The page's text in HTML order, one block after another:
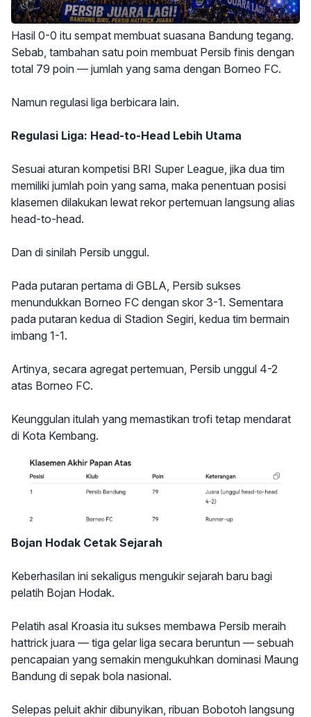
Hasil 0-0 itu sempat membuat suasana Bandung tegang.
Sebab, tambahan satu poin membuat Persib finis dengan
total 79 poin — jumlah yang sama dengan Borneo FC.
Namun regulasi liga berbicara lain.
Regulasi Liga: Head-to-Head Lebih Utama
Sesuai aturan kompetisi BRI Super League, jika dua tim
memiliki jumlah poin yang sama, maka penentuan posisi
klasemen dilakukan lewat rekor pertemuan langsung alias
head-to-head.
Dan di sinilah Persib unggul.
Pada putaran pertama di GBLA, Persib sukses
menundukkan Borneo FC dengan skor 3-1. Sementara
pada putaran kedua di Stadion Segiri, kedua tim bermain
imbang 1-1.
Artinya, secara agregat pertemuan, Persib unggul 4-2
atas Borneo FC.
Keunggulan itulah yang memastikan trofi tetap mendarat
di Kota Kembang.
Bojan Hodak Cetak Sejarah
Keberhasilan ini sekaligus mengukir sejarah baru bagi
pelatih Bojan Hodak.
Pelatih asal Kroasia itu sukses membawa Persib meraih
hattrick juara — tiga gelar liga secara beruntun — sebuah
pencapaian yang semakin mengukuhkan dominasi Maung
Bandung di sepak bola nasional.
Selepas peluit akhir dibunyikan, ribuan Bobotoh langsung